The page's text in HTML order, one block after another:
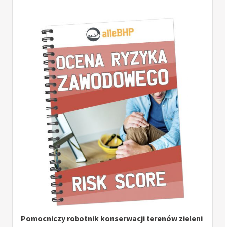
Pomocniczy robotnik konserwacji terenów zieleni